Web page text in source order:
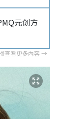
元创方